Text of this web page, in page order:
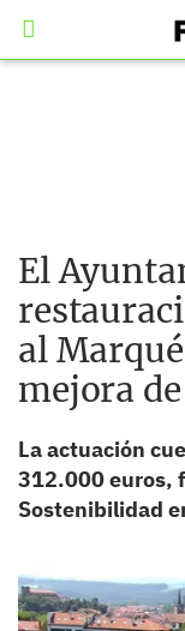
El
al
mejora
La actuación
312.000 euros,
Sostenibilidad